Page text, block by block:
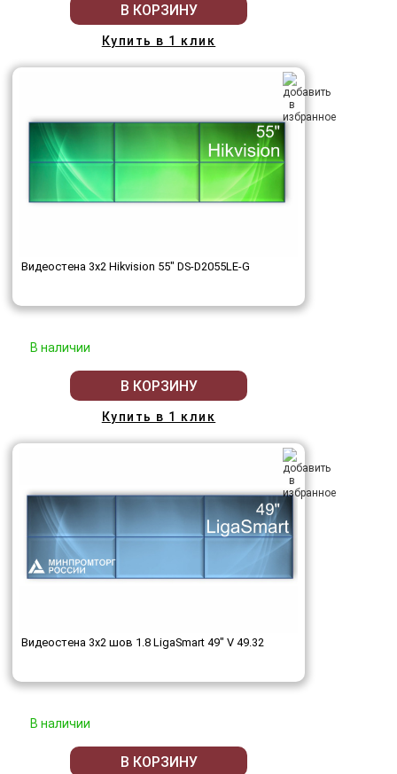
В КОРЗИНУ
Купить в 1 клик
Видеостена 3x2 Hikvision 55" DS-D2055LE-G
В наличии
В КОРЗИНУ
Купить в 1 клик
Видеостена 3x2 шов 1.8 LigaSmart 49" V 49.32
В наличии
В КОРЗИНУ